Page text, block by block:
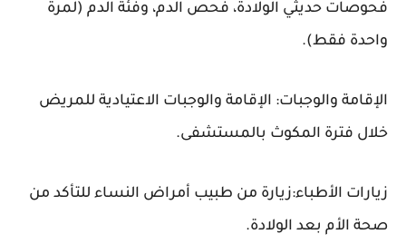
فحوصات حديثي الولادة، فحص الدم، وفئة الدم (لمرة
واحدة فقط).
الإقامة والوجبات: الإقامة والوجبات الاعتيادية للمريض
خلال فترة المكوث بالمستشفى.
زيارات الأطباء:زيارة من طبيب أمراض النساء للتأكد من
صحة الأم بعد الولادة.